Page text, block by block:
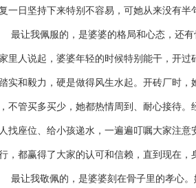
一日坚持下来特别不容易，可她从来没有
让我佩服的，是婆婆的格局和心态，还有
里人说起，婆婆年轻的时候特别能干，开
实和毅力，硬是做得风生水起。开砖厂时
不管买多买少，她都热情周到、耐心接待
找座位、给小孩递水，一遍遍叮嘱大家注
，都赢得了大家的认可和信赖，直到现在，
让我敬佩的，是婆婆刻在骨子里的孝心。